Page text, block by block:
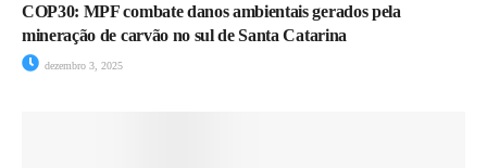
COP30: MPF combate danos ambientais gerados pela
mineração de carvão no sul de Santa Catarina
dezembro 3, 2025